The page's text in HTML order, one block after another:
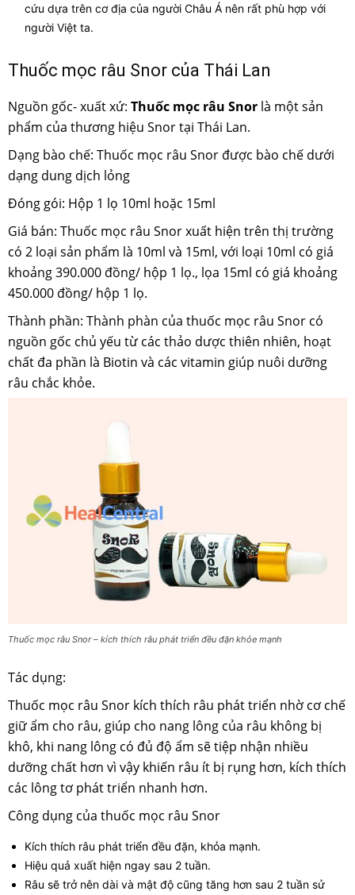
cứu dựa trên cơ địa của người Châu Á nên rất phù hợp với
người Việt ta.
Thuốc mọc râu Snor của Thái Lan
Nguồn gốc- xuất xứ: Thuốc mọc râu Snor là một sản
phẩm của thương hiệu Snor tại Thái Lan.
Dạng bào chế: Thuốc mọc râu Snor được bào chế dưới
dạng dung dịch lỏng
Đóng gói: Hộp 1 lọ 10ml hoặc 15ml
Giá bán: Thuốc mọc râu Snor xuất hiện trên thị trường
có 2 loại sản phẩm là 10ml và 15ml, với loại 10ml có giá
khoảng 390.000 đồng/ hộp 1 lọ., lọa 15ml có giá khoảng
450.000 đồng/ hộp 1 lọ.
Thành phần: Thành phàn của thuốc mọc râu Snor có
nguồn gốc chủ yếu từ các thảo dược thiên nhiên, hoạt
chất đa phần là Biotin và các vitamin giúp nuôi dưỡng
râu chắc khỏe.
Thuốc mọc râu Snor – kích thích râu phát triển đều đặn khỏe mạnh
Tác dụng:
Thuốc mọc râu Snor kích thích râu phát triển nhờ cơ chế
giữ ẩm cho râu, giúp cho nang lông của râu không bị
khô, khi nang lông có đủ độ ẩm sẽ tiệp nhận nhiều
dưỡng chất hơn vì vậy khiến râu ít bị rụng hơn, kích thích
các lông tơ phát triển nhanh hơn.
Công dụng của thuốc mọc râu Snor
Kích thích râu phát triển đều đặn, khỏa mạnh.
Hiệu quả xuất hiện ngay sau 2 tuần.
Râu sẽ trở nên dài và mật độ cũng tăng hơn sau 2 tuần sử